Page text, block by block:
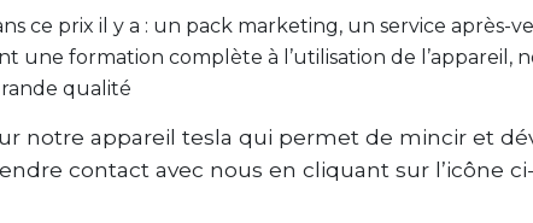
ce prix il y a : un pack marketing, un service après-
une formation complète à l’utilisation de l’appareil,
qualité
notre appareil tesla qui permet de mincir et
contact avec nous en cliquant sur l’icône